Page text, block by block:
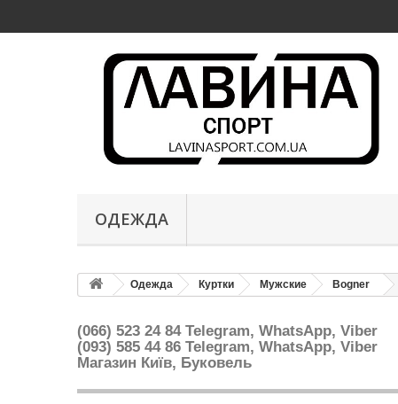
ОДЕЖДА
Одежда Куртки Мужские Bogner
(066) 523 24 84 Telegram, WhatsApp, Viber
(093) 585 44 86 Telegram, WhatsApp, Viber
Магазин Київ, Буковель